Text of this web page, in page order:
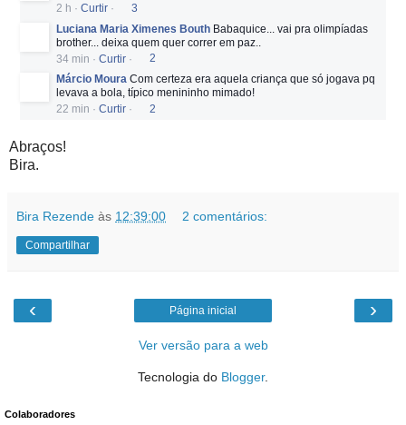
2 h · Curtir ·
3
Luciana Maria Ximenes Bouth Babaquice... vai pra olimpíadas
brother... deixa quem quer correr em paz..
34 min · Curtir ·
2
Márcio Moura Com certeza era aquela criança que só jogava pq
levava a bola, típico menininho mimado!
22 min · Curtir · 2
Abraços!
Bira.
Bira Rezende às 12:39:00 2 comentários:
Compartilhar
‹ ›
Página inicial
Ver versão para a web
Tecnologia do Blogger.
Colaboradores